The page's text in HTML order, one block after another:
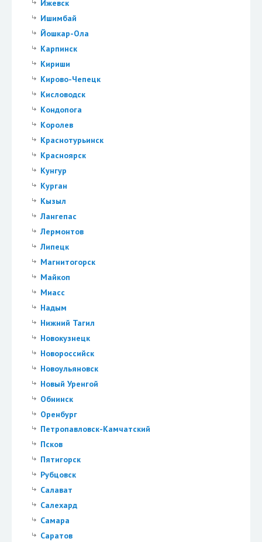
Ижевск
Ишимбай
Йошкар-Ола
Карпинск
Кириши
Кирово-Чепецк
Кисловодск
Кондопога
Королев
Краснотурьинск
Красноярск
Кунгур
Курган
Кызыл
Лангепас
Лермонтов
Липецк
Магнитогорск
Майкоп
Миасс
Надым
Нижний Тагил
Новокузнецк
Новороссийск
Новоульяновск
Новый Уренгой
Обнинск
Оренбург
Петропавловск-Камчатский
Псков
Пятигорск
Рубцовск
Салават
Салехард
Самара
Саратов